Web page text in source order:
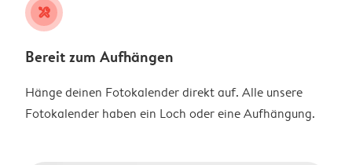
tools
Bereit zum Aufhängen
Hänge deinen Fotokalender direkt auf. Alle unsere
Fotokalender haben ein Loch oder eine Aufhängung.